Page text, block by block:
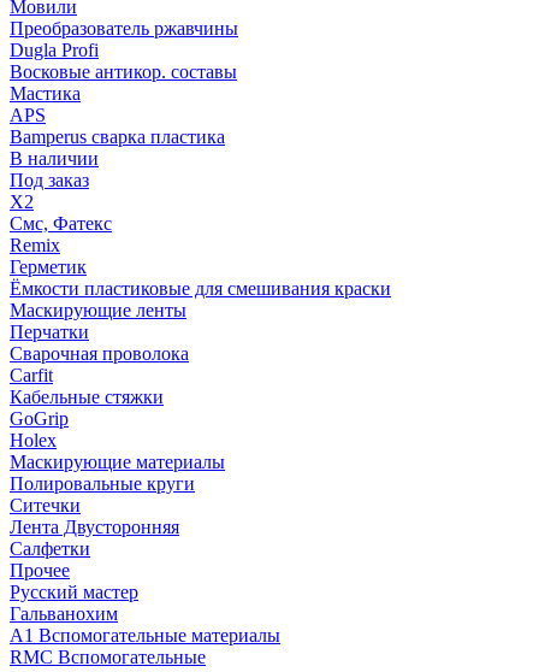
Мовили
Преобразователь ржавчины
Dugla Profi
Восковые антикор. составы
Мастика
APS
Bamperus сварка пластика
В наличии
Под заказ
X2
Смс, Фатекс
Remix
Герметик
Ёмкости пластиковые для смешивания краски
Маскирующие ленты
Перчатки
Сварочная проволока
Carfit
Кабельные стяжки
GoGrip
Holex
Маскирующие материалы
Полировальные круги
Ситечки
Лента Двусторонняя
Салфетки
Прочее
Русский мастер
Гальванохим
А1 Вспомогательные материалы
RMC Вспомогательные